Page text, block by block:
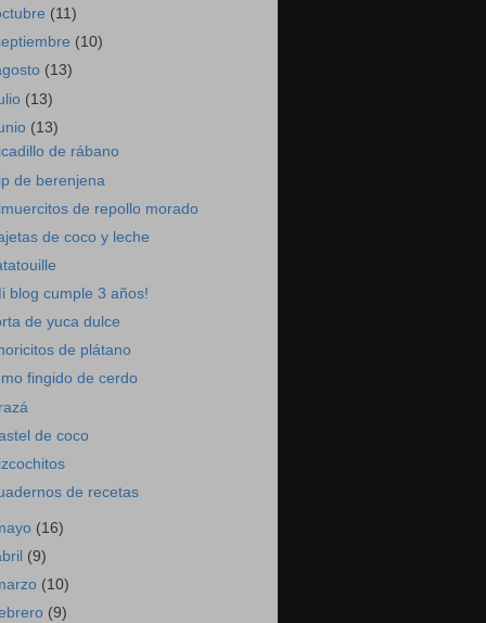
(11)
(10)
(13)
(13)
(13)
de rábano
de berenjena
de repollo morado
de coco y leche
blog cumple 3 años!
de yuca dulce
de plátano
fingido de cerdo
de coco
de recetas
(16)
(9)
(10)
(9)